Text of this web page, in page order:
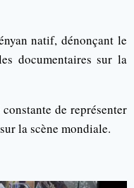
natif, dénonçant le
documentaires sur la
de représenter
la scène mondiale.